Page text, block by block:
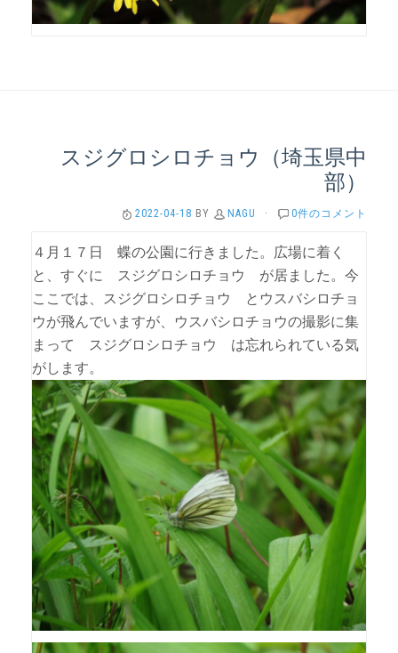
スジグロシロチョウ（埼玉県中
部）
2022-04-18 BY NAGU · 0件のコメント
４月１７日 蝶の公園に行きました。広場に着く
と、すぐに スジグロシロチョウ が居ました。今
ここでは、スジグロシロチョウ とウスバシロチョ
ウが飛んでいますが、ウスバシロチョウの撮影に集
まって スジグロシロチョウ は忘れられている気
がします。